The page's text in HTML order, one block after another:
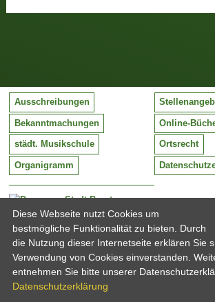
Stadt Barntrup
Mittelstraße 38
32683 Barntrup
Tel:
Email:
05263 / 409-0
info@barntrup.de
Ausschreibungen
Bekanntmachungen Online-
städt. Musikschule Ortsrecht
Organigramm
Diese Webseite nutzt Cookies um
bestmögliche Funktionalität zu bieten. Durch
die Nutzung dieser Internetseite erklären Sie
Verwendung von Cookies einverstanden.
entnehmen Sie bitte unserer
Datenschutzerklärung